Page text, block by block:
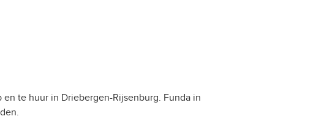
te huur in Driebergen-Rijsenburg. Funda in